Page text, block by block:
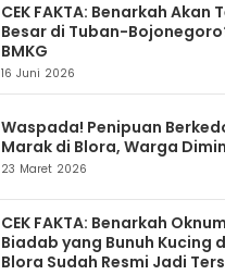
CEK FAKTA: Benarkah Akan
Besar di Tuban-
BMKG
16 Juni 2026
Waspada! Penipuan
Marak di Blora, Warga
23 Maret 2026
CEK FAKTA: Benarkah
Biadab yang Bunuh Kucing
Blora Sudah Resmi Jadi